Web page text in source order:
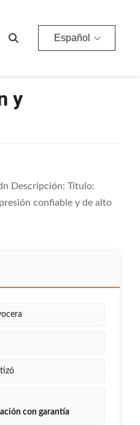
Español
y
Descripción: Título:
confiable y de alto
con garantía